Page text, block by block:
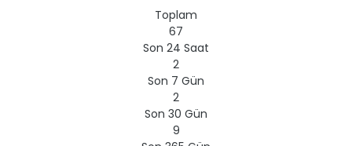
Toplam
67
Son 24 Saat
2
Son 7 Gün
2
Son 30 Gün
9